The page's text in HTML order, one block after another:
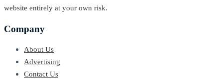
website entirely at your own risk.
Company
About Us
Advertising
Contact Us